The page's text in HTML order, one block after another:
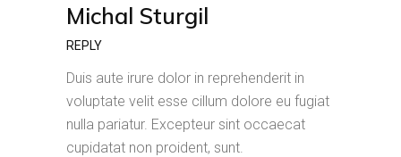
Michal Sturgil
REPLY
Duis aute irure dolor in reprehenderit in
voluptate velit esse cillum dolore eu fugiat
nulla pariatur. Excepteur sint occaecat
cupidatat non proident, sunt.